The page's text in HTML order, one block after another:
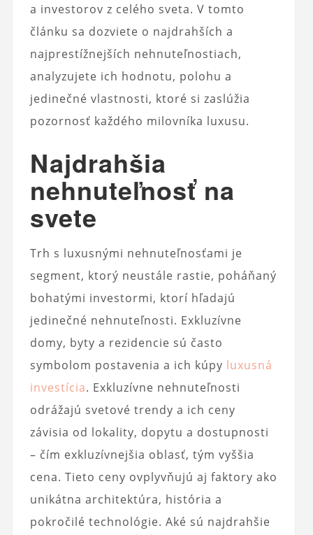
a investorov z celého sveta. V tomto
článku sa dozviete o najdrahších a
najprestížnejších nehnuteľnostiach,
analyzujete ich hodnotu, polohu a
jedinečné vlastnosti, ktoré si zaslúžia
pozornosť každého milovníka luxusu.
Najdrahšia
nehnuteľnosť na
svete
Trh s luxusnými nehnuteľnosťami je
segment, ktorý neustále rastie, poháňaný
bohatými investormi, ktorí hľadajú
jedinečné nehnuteľnosti. Exkluzívne
domy, byty a rezidencie sú často
symbolom postavenia a ich kúpy luxusná
investícia. Exkluzívne nehnuteľnosti
odrážajú svetové trendy a ich ceny
závisia od lokality, dopytu a dostupnosti
– čím exkluzívnejšia oblasť, tým vyššia
cena. Tieto ceny ovplyvňujú aj faktory ako
unikátna architektúra, história a
pokročilé technológie. Aké sú najdrahšie